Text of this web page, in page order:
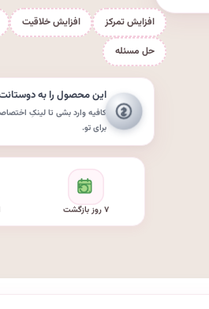
افزایش تمرکز افزایش خلاقیت
حل مسئله
این محصول را به
کافیه وارد بشی تا لینکِ
برای تو.
۷ روز بازگشت